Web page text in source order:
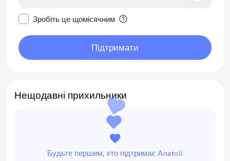
Зробіть це щомісячним
Підтримати
Нещодавні прихильники
Будьте першим, хто підтримає Anatoli